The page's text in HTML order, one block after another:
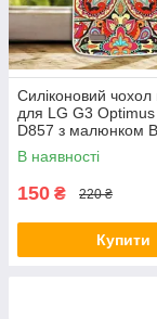
Силіконовий чохол
для LG G3
D857 з малюнком
В наявності
150 ₴ 220 ₴
Купити